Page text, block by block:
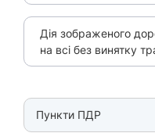
Дія зображеного
на всі без винятку
Пункти ПДР